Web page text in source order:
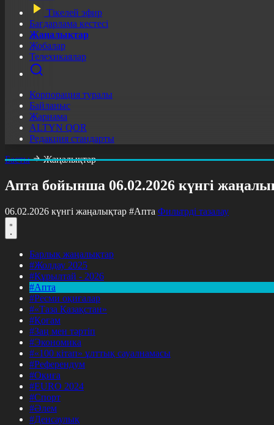
Тікелей эфир
Бағдарлама кестесі
Жаңалықтар
Жобалар
Телехикаялар
Корпорация туралы
Байланыс
Жарнама
ALTYN QOR
Редакция стандарты
Басты
Жаңалықтар
Апта бойынша 06.02.2026 күнгі
06.02.2026 күнгі жаңалықтар #Апта Фильтрді тазалау
Барлық жаңалықтар
#Жолдау 2025
#Құрылтай - 2026
#Апта
#Ресми оқиғалар
#«Таза Қазақстан»
#Қоғам
#Заң мен тәртіп
#Экономика
#«100 кітап» ұлттық сауалнамасы
#Референдум
#Оқиға
#EURO 2024
#Спорт
#Әлем
#Денсаулық